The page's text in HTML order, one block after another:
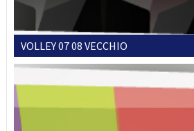
VOLLEY 07 08 VECCHIO